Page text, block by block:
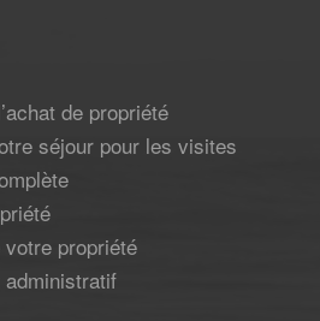
de propriété
séjour pour les visites
propriété